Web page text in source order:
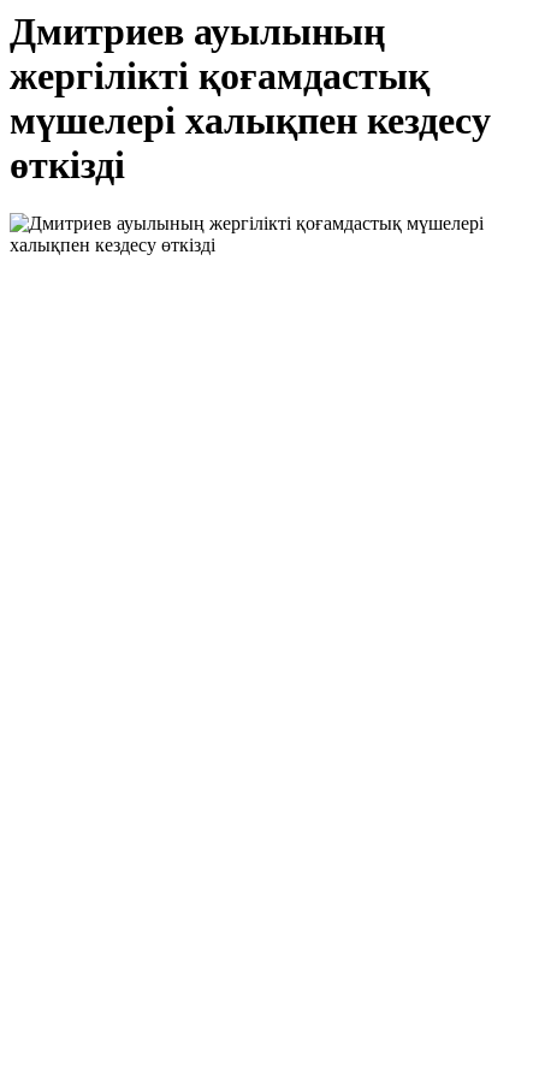
Дмитриев ауылының
жергілікті қоғамдастық
мүшелері халықпен кездесу
өткізді